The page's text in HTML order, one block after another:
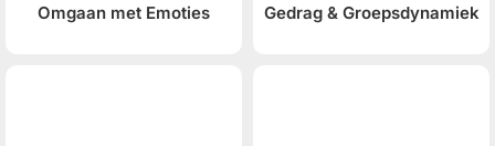
Omgaan met Emoties Gedrag & Groepsdynamiek